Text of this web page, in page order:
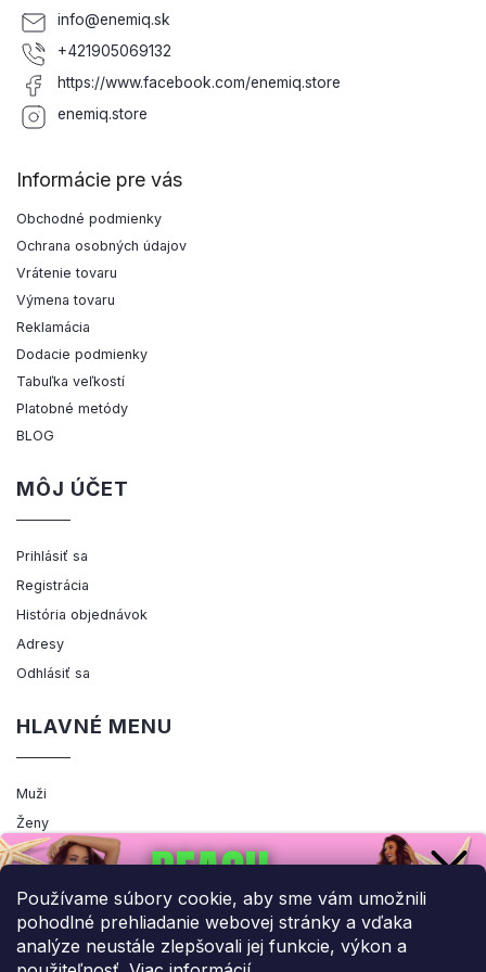
Používame súbory cookie, aby sme vám umožnili
pohodlné prehliadanie webovej stránky a vďaka
analýze neustále zlepšovali jej funkcie, výkon a
info@enemiq.sk
+421905069132
https://www.facebook.com/enemiq.store
enemiq.store
Informácie pre vás
Obchodné podmienky
Ochrana osobných údajov
Vrátenie tovaru
Výmena tovaru
Reklamácia
Dodacie podmienky
Tabuľka veľkostí
Platobné metódy
BLOG
MÔJ ÚČET
Prihlásiť sa
Registrácia
História objednávok
Adresy
Odhlásiť sa
HLAVNÉ MENU
Muži
Ženy
Výpredaj